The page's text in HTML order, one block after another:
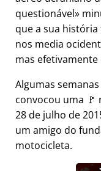
questionável
que a sua
nos media
mas
Algumas
convocou uma 🚩
28 de julho de
um amigo do
motocicleta.